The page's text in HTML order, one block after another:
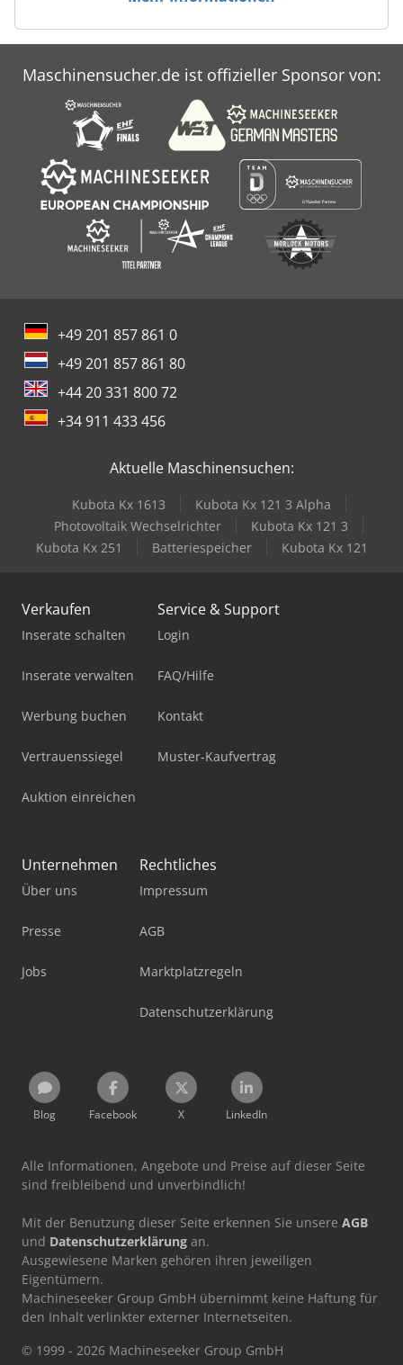
Maschinensucher.de ist offizieller Sponsor von:
+49 201 857 861 0
+49 201 857 861 80
+44 20 331 800 72
+34 911 433 456
Aktuelle Maschinensuchen:
Kubota Kx 1613
Kubota Kx 121 3 Alpha
Photovoltaik Wechselrichter
Kubota Kx 121 3
Kubota Kx 251
Batteriespeicher Kubota Kx 121
Verkaufen
Inserate schalten
Inserate verwalten
Werbung buchen
Vertrauenssiegel
Auktion einreichen
Service & Support
Login
FAQ/Hilfe
Kontakt
Muster-Kaufvertrag
Unternehmen
Über uns
Presse
Jobs
Rechtliches
Impressum
AGB
Marktplatzregeln
Datenschutzerklärung
Blog Facebook X LinkedIn
Alle Informationen, Angebote und Preise auf dieser Seite
sind freibleibend und unverbindlich!
Mit der Benutzung dieser Seite erkennen Sie unsere AGB
und Datenschutzerklärung an.
Ausgewiesene Marken gehören ihren jeweiligen
Eigentümern.
Machineseeker Group GmbH übernimmt keine Haftung für
den Inhalt verlinkter externer Internetseiten.
© 1999 - 2026 Machineseeker Group GmbH